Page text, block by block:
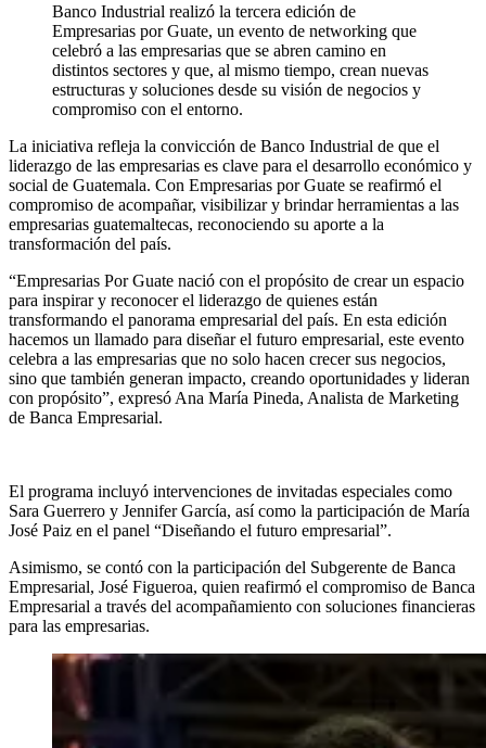
Banco Industrial realizó la tercera edición de
Empresarias por Guate, un evento de networking que
celebró a las empresarias que se abren camino en
distintos sectores y que, al mismo tiempo, crean nuevas
estructuras y soluciones desde su visión de negocios y
compromiso con el entorno.
La iniciativa refleja la convicción de Banco Industrial de que el
liderazgo de las empresarias es clave para el desarrollo económico y
social de Guatemala. Con Empresarias por Guate se reafirmó el
compromiso de acompañar, visibilizar y brindar herramientas a las
empresarias guatemaltecas, reconociendo su aporte a la
transformación del país.
“Empresarias Por Guate nació con el propósito de crear un espacio
para inspirar y reconocer el liderazgo de quienes están
transformando el panorama empresarial del país. En esta edición
hacemos un llamado para diseñar el futuro empresarial, este evento
celebra a las empresarias que no solo hacen crecer sus negocios,
sino que también generan impacto, creando oportunidades y lideran
con propósito”, expresó Ana María Pineda, Analista de Marketing
de Banca Empresarial.
El programa incluyó intervenciones de invitadas especiales como
Sara Guerrero y Jennifer García, así como la participación de María
José Paiz en el panel “Diseñando el futuro empresarial”.
Asimismo, se contó con la participación del Subgerente de Banca
Empresarial, José Figueroa, quien reafirmó el compromiso de Banca
Empresarial a través del acompañamiento con soluciones financieras
para las empresarias.